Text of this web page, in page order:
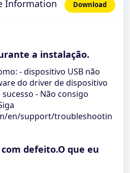
Information Download
a instalação.
- dispositivo USB não
do driver de dispositivo
- Não consigo
en/support/troubleshootin
defeito.O que eu